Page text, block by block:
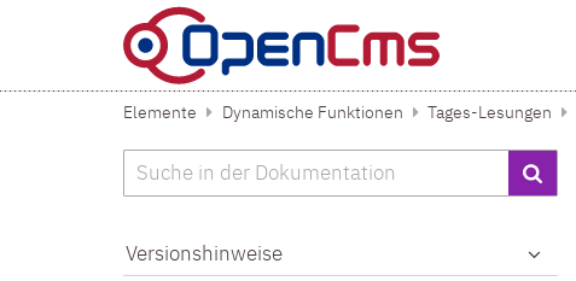
Zum Inhalt springen
Elemente Dynamische Funktionen Tages-Lesungen
Suche
Versionshinweise